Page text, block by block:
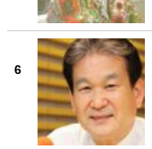
6